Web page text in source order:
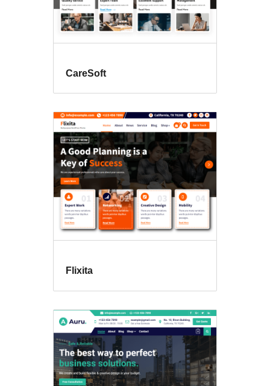
CareSoft
Flixita